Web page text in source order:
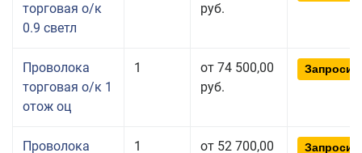
торговая о/к
0.9 светл
руб.
Проволока
торговая о/к 1
отож оц
1
от 74 500,00
руб.
Проволока 1 от 52 700,00